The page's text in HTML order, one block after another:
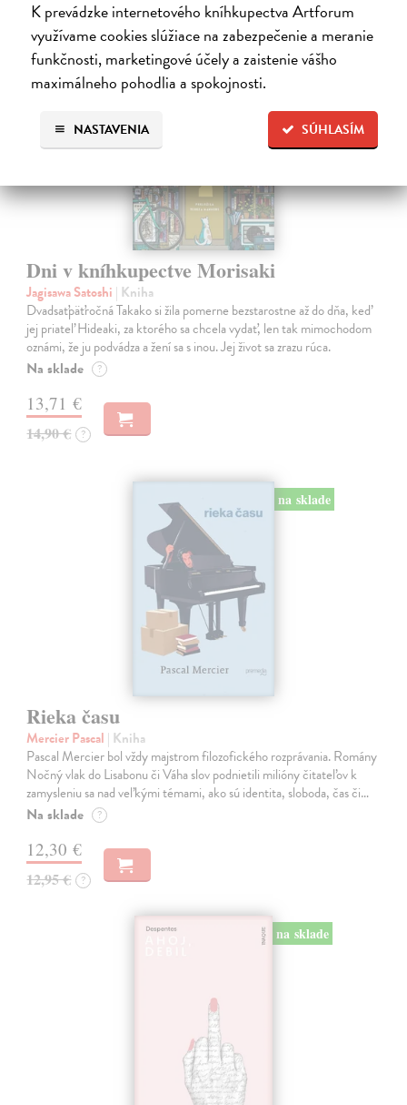
K prevádzke internetového kníhkupectva Artforum
využívame cookies slúžiace na zabezpečenie a meranie
funkčnosti, marketingové účely a zaistenie vášho
maximálneho pohodlia a spokojnosti.
SÚHLASÍM
NASTAVENIA
na sklade
Dni v kníhkupectve Morisaki
Jagisawa Satoshi | Kniha
Dvadsaťpäťročná Takako si žila pomerne bezstarostne až do dňa, keď
jej priateľ Hideaki, za ktorého sa chcela vydať, len tak mimochodom
oznámi, že ju podvádza a žení sa s inou. Jej život sa zrazu rúca.
Na sklade ?
13,71 €
14,90 € ?
na sklade
Rieka času
Mercier Pascal | Kniha
Pascal Mercier bol vždy majstrom filozofického rozprávania. Romány
Nočný vlak do Lisabonu či Váha slov podnietili milióny čitateľov k
zamysleniu sa nad veľkými témami, ako sú identita, sloboda, čas či…
Na sklade ?
12,30 €
12,95 € ?
na sklade